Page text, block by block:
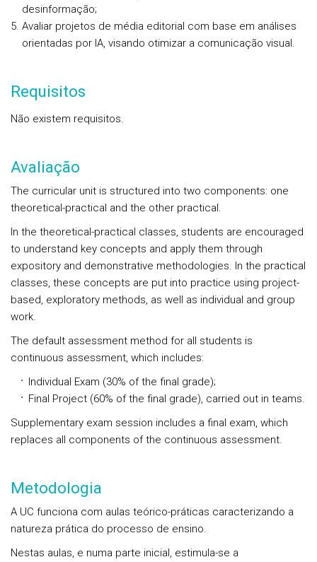
desinformação;
Avaliar projetos de média editorial com base em análises
orientadas por IA, visando otimizar a comunicação visual.
Requisitos
Não existem requisitos.
Avaliação
The curricular unit is structured into two components: one
theoretical-practical and the other practical.
In the theoretical-practical classes, students are encouraged
to understand key concepts and apply them through
expository and demonstrative methodologies. In the practical
classes, these concepts are put into practice using project-
based, exploratory methods, as well as individual and group
work.
The default assessment method for all students is
continuous assessment, which includes:
Individual Exam (30% of the final grade);
Final Project (60% of the final grade), carried out in teams.
Supplementary exam session includes a final exam, which
replaces all components of the continuous assessment.
Metodologia
A UC funciona com aulas teórico-práticas caracterizando a
natureza prática do processo de ensino.
Nestas aulas, e numa parte inicial, estimula-se a